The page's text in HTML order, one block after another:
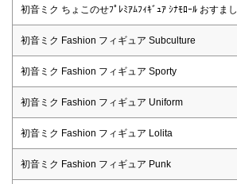
初音ミク ちょこのせﾌﾟﾚﾐｱﾑﾌｨｷﾞｭｱ ｼﾅﾓﾛｰﾙ おすまし
初音ミク Fashion フィギュア Subculture
初音ミク Fashion フィギュア Sporty
初音ミク Fashion フィギュア Uniform
初音ミク Fashion フィギュア Lolita
初音ミク Fashion フィギュア Punk